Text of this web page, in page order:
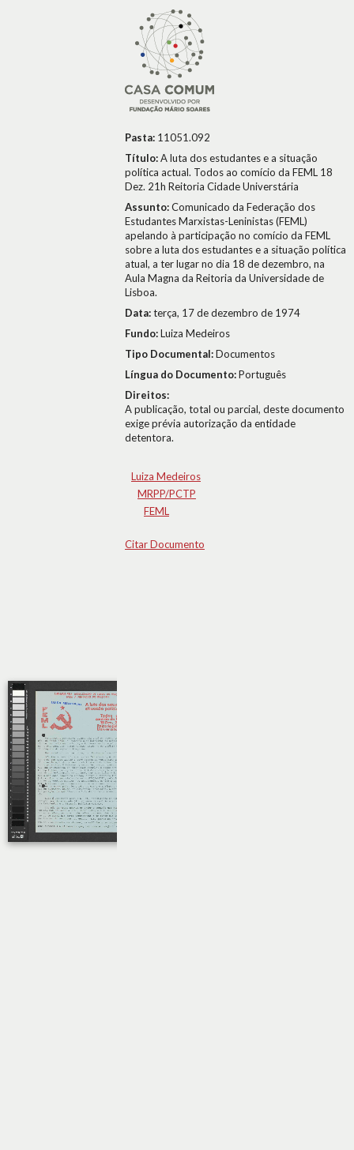
Pasta: 11051.092
Título:A luta dos estudantes e a situação
política actual. Todos ao comício da FEML 18
Dez. 21h Reitoria Cidade Universtária
Assunto:Comunicado da Federação dos
Estudantes Marxistas-Leninistas (FEML)
apelando à participação no comício da FEML
sobre a luta dos estudantes e a situação política
atual, a ter lugar no dia 18 de dezembro, na
Aula Magna da Reitoria da Universidade de
Lisboa.
Data:terça, 17 de dezembro de 1974
Fundo:Luiza Medeiros
Tipo Documental:Documentos
Língua do Documento:Português
Direitos:
A publicação, total ou parcial, deste documento
exige prévia autorização da entidade
detentora.
Luiza Medeiros
MRPP/PCTP
FEML
Citar Documento